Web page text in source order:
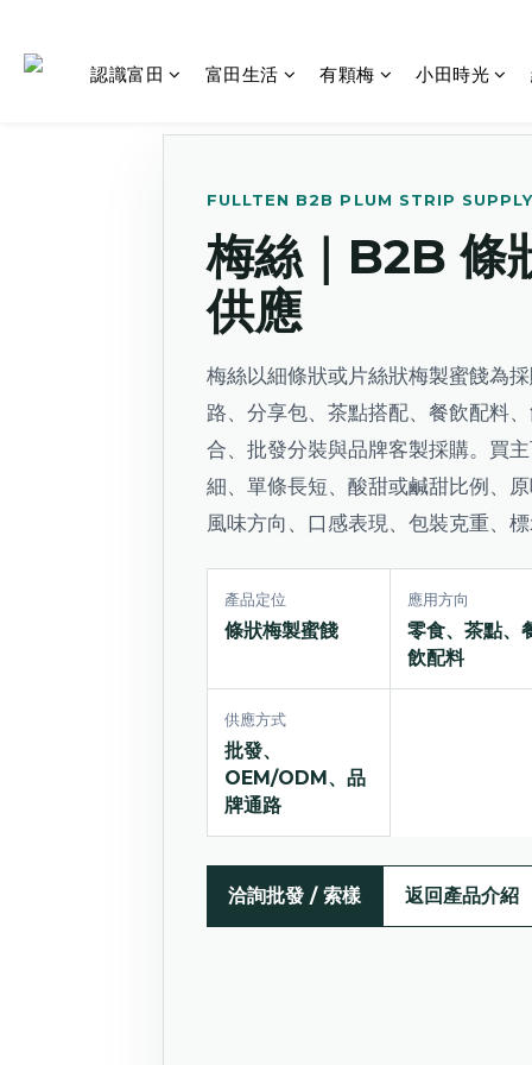
認識富田 富田生活 有顆梅 小田時光
FULLTEN B2B PLUM STRIP
梅絲｜B2B 條
供應
梅絲以細條狀或片絲狀梅製蜜餞為
路、分享包、茶點搭配、餐飲配料
合、批發分裝與品牌客製採購。買
細、單條長短、酸甜或鹹甜比例、
風味方向、口感表現、包裝克重、
產品定位
條狀梅製蜜餞
應用方向
零食、茶點、
飲配料
供應方式
批發、
OEM/ODM、品
牌通路
洽詢批發 / 索樣 返回產品介紹